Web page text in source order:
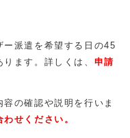
派遣を希望する日の45
ます。詳しくは、 申請
の確認や説明を行いま
せください。